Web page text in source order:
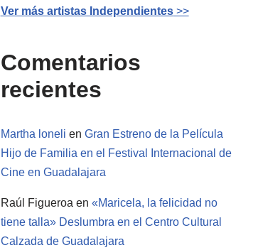
Ver más artistas Independientes>>
Comentarios
recientes
Martha loneli en Gran Estreno de la Película
Hijo de Familia en el Festival Internacional de
Cine en Guadalajara
Raúl Figueroa en «Maricela, la felicidad no
tiene talla» Deslumbra en el Centro Cultural
Calzada de Guadalajara